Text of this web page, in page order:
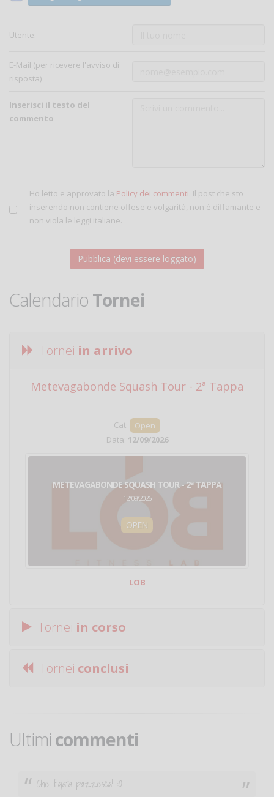
Utente:
E-Mail (per ricevere l'avviso di
risposta)
Inserisci il testo del
commento
Ho letto e approvato la Policy dei commenti. Il post che sto
inserendo non contiene offese e volgarità, non è diffamante e
non viola le leggi italiane.
Calendario Tornei
Tornei in arrivo
Metevagabonde Squash Tour - 2ª Tappa
Cat:
Open
Data: 12/09/2026
METEVAGABONDE SQUASH TOUR - 2ª TAPPA
12/09/2026
OPEN
LOB
Tornei in corso
Tornei conclusi
Ultimi commenti
Ciao. Sono a Treviglio da poco e vorrei tornare a